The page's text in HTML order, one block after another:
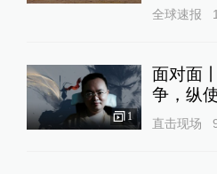
全球速报
1
面对面
争，纵
直击现场